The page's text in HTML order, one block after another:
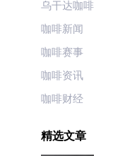
乌干达咖啡
咖啡新闻
咖啡赛事
咖啡资讯
咖啡财经
精选文章